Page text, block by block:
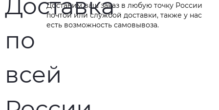
Доставим ваш заказ в любую точку России
почтой или службой доставки, также у нас
есть возможность самовывоза.